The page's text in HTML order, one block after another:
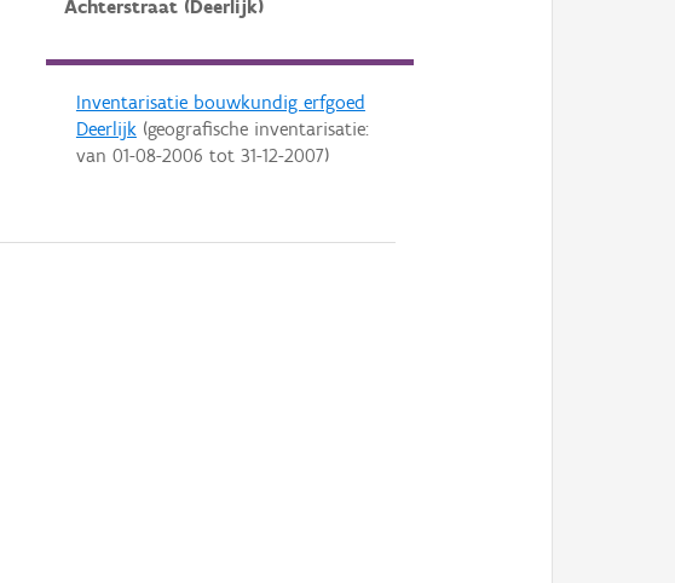
Achterstraat (Deerlijk)
Inventarisatie bouwkundig erfgoed
Deerlijk(geografische inventarisatie:
van 01-08-2006 tot 31-12-2007)